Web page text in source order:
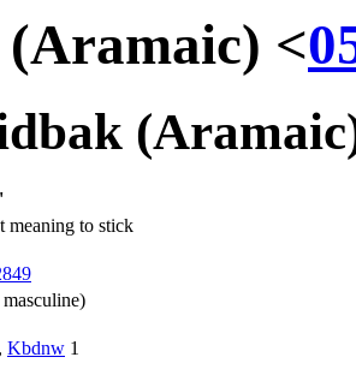
<
meaning to stick
Kbdnw 1